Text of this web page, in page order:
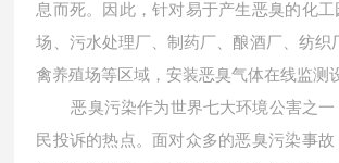
息而死。因此，针对易于产生恶臭的化
场、污水处理厂、制药厂、酿酒厂、纺织
禽养殖场等区域，安装恶臭气体在线监测
恶臭污染作为世界七大环境公害之
民投诉的热点。面对众多的恶臭污染事